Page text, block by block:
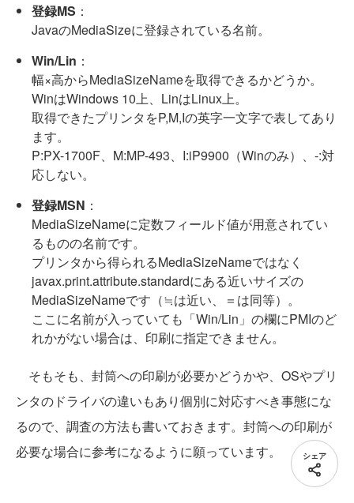
登録MS ：
JavaのMediaSizeに登録されている名前。
Win/Lin ：
幅×高からMediaSizeNameを取得できるかどうか。
WinはWindows 10上、LinはLinux上。
取得できたプリンタをP,M,Iの英字一文字で表してあり
ます。
P:PX-1700F、M:MP-493、I:iP9900（Winのみ）、-:対
応しない。
登録MSN ：
MediaSizeNameに定数フィールド値が用意されてい
るものの名前です。
プリンタから得られるMediaSizeNameではなく
javax.print.attribute.standardにある近いサイズの
MediaSizeNameです（≒は近い、＝は同等）。
ここに名前が入っていても「Win/Lin」の欄にPMIのど
れかがない場合は、印刷に指定できません。
そもそも、封筒への印刷が必要かどうかや、OSやプリ
ンタのドライバの違いもあり個別に対応すべき事態にな
るので、調査の方法も書いておきます。封筒への印刷が
必要な場合に参考になるように願っています。
シェア